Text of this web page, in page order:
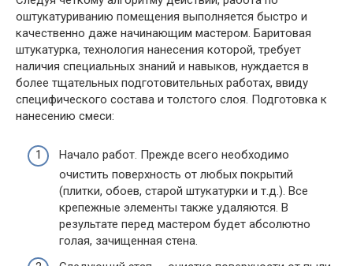
оштукатуриванию помещения выполняется быстро и
качественно даже начинающим мастером. Баритовая
штукатурка, технология нанесения которой, требует
наличия специальных знаний и навыков, нуждается в
более тщательных подготовительных работах, ввиду
специфического состава и толстого слоя. Подготовка к
нанесению смеси:
Начало работ. Прежде всего необходимо
очистить поверхность от любых покрытий
(плитки, обоев, старой штукатурки и т.д.). Все
крепежные элементы также удаляются. В
результате перед мастером будет абсолютно
голая, зачищенная стена.